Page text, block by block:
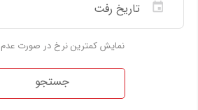
نمایش کمترین نرخ در صورت عدم
جستجو